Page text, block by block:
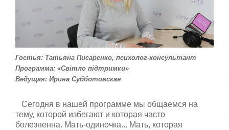
5а
ц
е
н
и
т
Гостья: Татьяна Писаренко, психолог-консультант
Программа: «Світло підтримки»
Ведущая: Ирина Субботовская
Сегодня в нашей программе мы общаемся на
тему, которой избегают и которая часто
болезненна. Мать-одиночка... Мать, которая